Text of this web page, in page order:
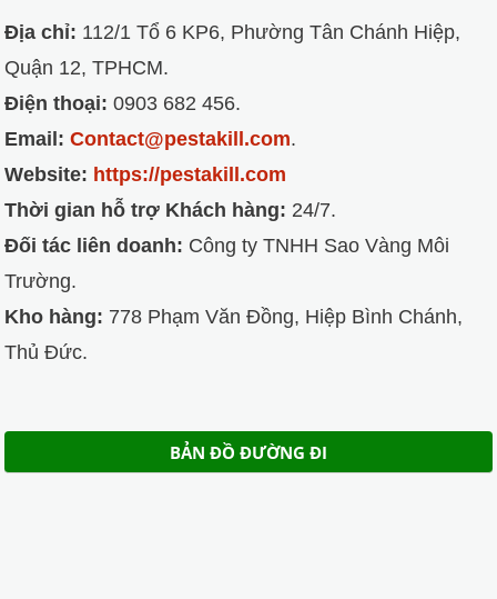
Địa chỉ: 112/1 Tổ 6 KP6, Phường Tân Chánh Hiệp,
Quận 12, TPHCM.
Điện thoại: 0903 682 456.
Email: Contact@pestakill.com.
Website: https://pestakill.com
Thời gian hỗ trợ Khách hàng: 24/7.
Đối tác liên doanh: Công ty TNHH Sao Vàng Môi
Trường.
Kho hàng: 778 Phạm Văn Đồng, Hiệp Bình Chánh,
Thủ Đức.
BẢN ĐỒ ĐƯỜNG ĐI